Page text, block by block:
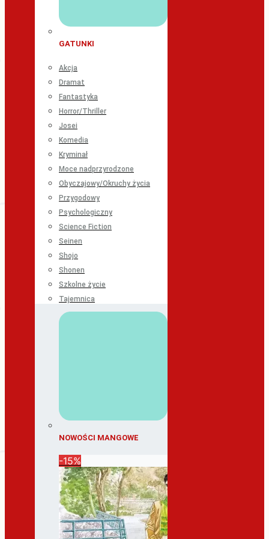
GATUNKI
Akcja
Dramat
Fantastyka
Horror/Thriller
Josei
Komedia
Kryminał
Moce nadprzyrodzone
Obyczajowy/Okruchy życia
Przygodowy
Psychologiczny
Science Fiction
Seinen
Shojo
Shonen
Szkolne życie
Tajemnica
NOWOŚCI MANGOWE
-15%